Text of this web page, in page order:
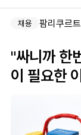
채용 팜리쿠르
"싸니까 한
이 필요한